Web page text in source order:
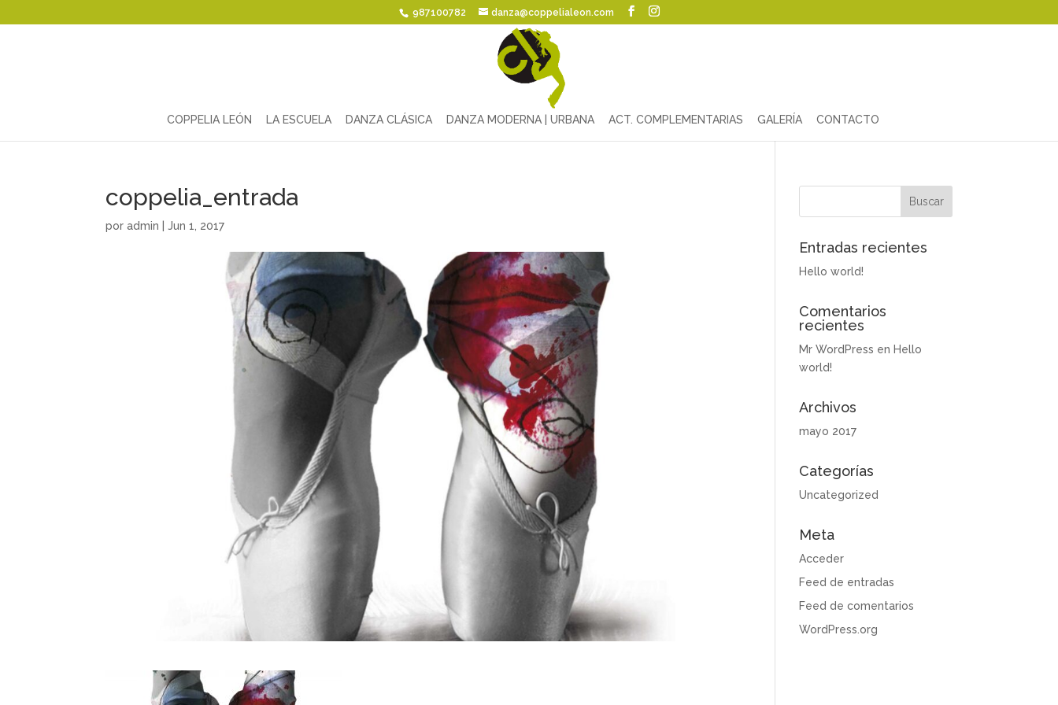
987100782 danza@coppelialeon.com
COPPELIA LEÓN LA ESCUELA DANZA CLÁSICA DANZA MODERNA | URBANA ACT. COMPLEMENTARIAS GALERÍA CONTACTO
coppelia_entrada
poradmin |Jun 1, 2017
Entradas recientes
Hello world!
Comentarios
recientes
Mr WordPress en Hello
world!
Archivos
mayo 2017
Categorías
Uncategorized
Meta
Acceder
Feed de entradas
Feed de comentarios
WordPress.org